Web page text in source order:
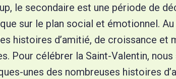
le secondaire est une période de
sur le plan social et émotionnel. Au
histoires d’amitié, de croissance et
Pour célébrer la Saint-Valentin,
unes des nombreuses histoires